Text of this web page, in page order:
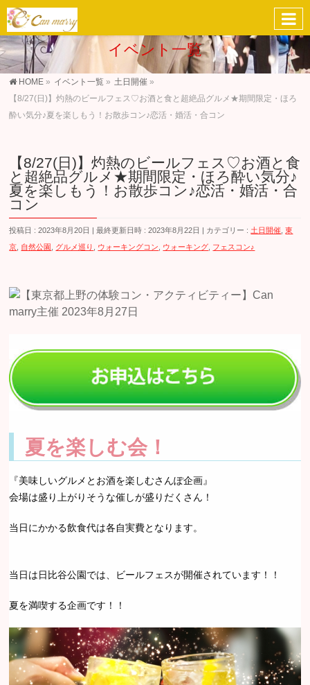
イベント一覧
HOME » イベント一覧 » 土日開催 »
【8/27(日)】灼熱のビールフェス♡お酒と食と超絶品グルメ★期間限定・ほろ
酔い気分♪夏を楽しもう！お散歩コン♪恋活・婚活・合コン
【8/27(日)】灼熱のビールフェス♡お酒と食
と超絶品グルメ★期間限定・ほろ酔い気分♪
夏を楽しもう！お散歩コン♪恋活・婚活・合
コン
投稿日 : 2023年8月20日 最終更新日時 : 2023年8月22日 カテゴリー : 土日開催 ,東
京 自然公園 グルメ巡り ウォーキングコン ウォーキング フェスコン♪
夏を楽しむ会！
『美味しいグルメとお酒を楽しむさんぽ企画』
会場は盛り上がりそうな催しが盛りだくさん！
当日にかかる飲食代は各自実費となります。
当日は日比谷公園では、ビールフェスが開催されています！！
夏を満喫する企画です！！